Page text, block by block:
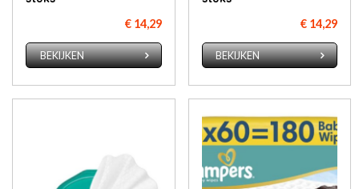
€ 14,29
BEKIJKEN
€ 14,29
BEKIJKEN